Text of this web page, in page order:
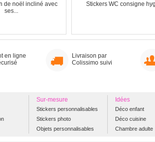
de noël incliné avec
ses...
Stickers WC consigne
en ligne
Livraison par
Colissimo suivi
Sur-mesure
Stickers personnalisables
Stickers photo
Objets personnalisables
Idées
Déco enfant
Déco cuisine
Chambre adulte